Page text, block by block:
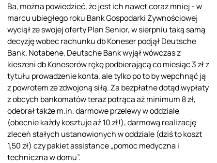
Ba, można powiedzieć, że jest ich nawet coraz mniej - w
marcu ubiegłego roku Bank Gospodarki Żywnościowej
wyciął ze swojej oferty Plan Senior, w sierpniu taką samą
decyzję wobec rachunku db Koneser podjął Deutsche
Bank. Notabene, Deutsche Bank wyjął wówczas z
kieszeni db Koneserów rękę podbierającą co miesiąc 3 zł z
tytułu prowadzenie konta, ale tylko po to by wepchnąć ją
z powrotem ze zdwojoną siłą. Za bezpłatne dotąd wypłaty
z obcych bankomatów teraz potrąca aż minimum 8 zł,
odebrał także m.in. darmowe przelewy w oddziale
(obecnie każdy kosztuje aż 10 zł!), darmową realizację
zleceń stałych ustanowionych w oddziale (dziś to koszt
1,50 zł) czy pakiet assistance „pomoc medyczna i
techniczna w domu”.